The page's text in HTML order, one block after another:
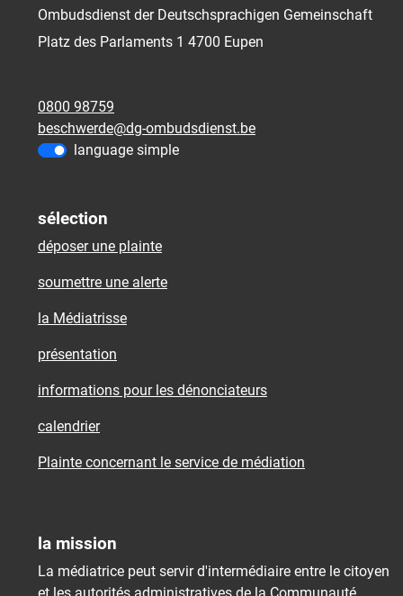
Ombudsdienst der Deutschsprachigen Gemeinschaft
Platz des Parlaments 1 4700 Eupen
0800 98759
beschwerde@dg-ombudsdienst.be
language simple
sélection
déposer une plainte
soumettre une alerte
la Médiatrisse
présentation
informations pour les dénonciateurs
calendrier
Plainte concernant le service de médiation
la mission
La médiatrice peut servir d'intermédiaire entre le citoyen
et les autorités administratives de la Communauté